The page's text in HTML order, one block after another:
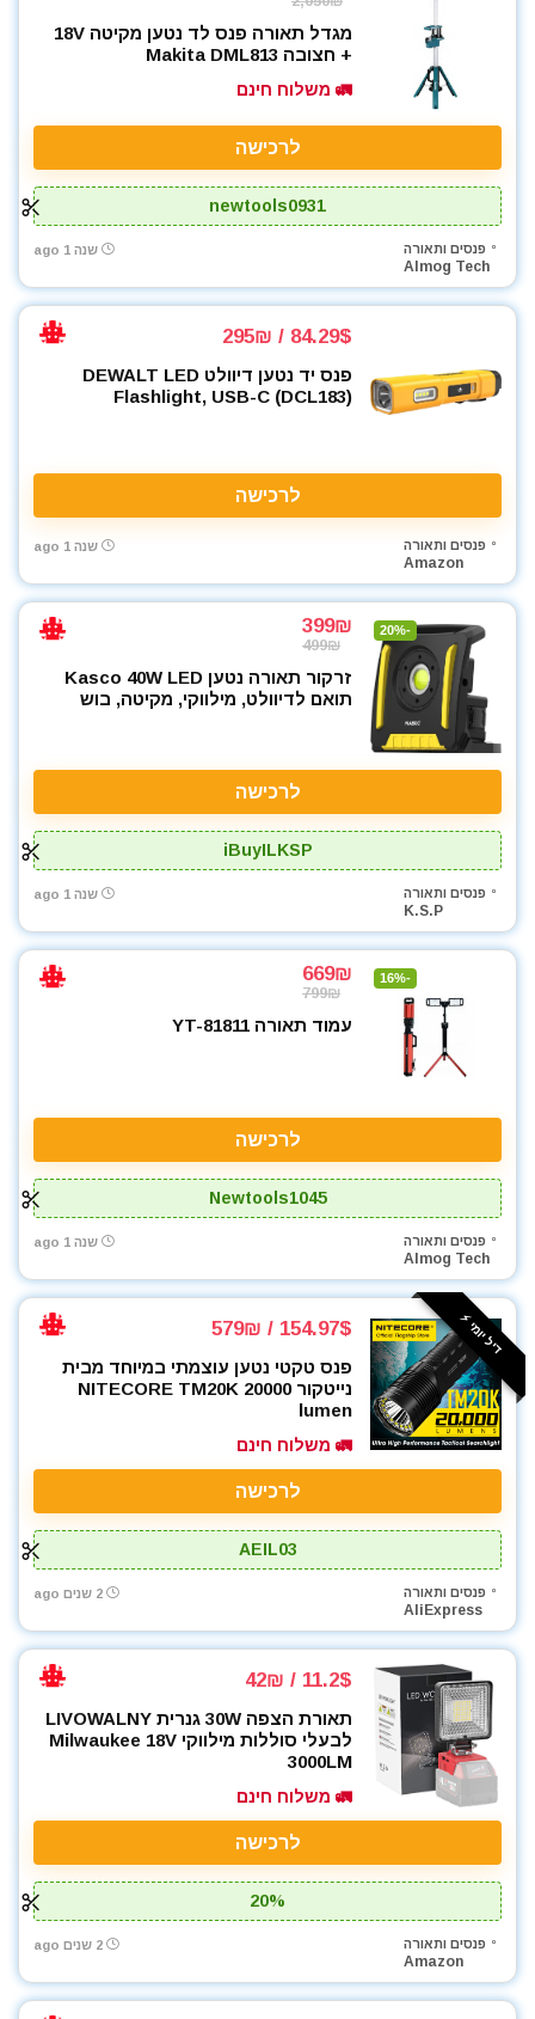
מגדל תאורה פנס לד נטען מקיטה 18V
+ חצובה Makita DML813
🚛 משלוח חינם
לרכישה
newtools0931
פנסים ותאורה
Almog Tech
שנה 1 ago
84.29$ / 295₪
פנס יד נטען דיוולט DEWALT LED
Flashlight, USB-C (DCL183)
לרכישה
פנסים ותאורה
Amazon
שנה 1 ago
-20%
399₪
499₪
זרקור תאורה נטען Kasco 40W LED
תואם לדיוולט, מילווקי, מקיטה, בוש
לרכישה
iBuyILKSP
פנסים ותאורה
K.S.P
שנה 1 ago
-16%
669₪
799₪
עמוד תאורה YT-81811
לרכישה
Newtools1045
פנסים ותאורה
Almog Tech
שנה 1 ago
דיל יומי ⚡️ 154.97$ / 579₪
פנס טקטי נטען עוצמתי במיוחד מבית
נייטקור NITECORE TM20K 20000
lumen
🚛 משלוח חינם
לרכישה
AEIL03
פנסים ותאורה
AliExpress
2 שנים ago
11.2$ / 42₪
תאורת הצפה 30W גנרית LIVOWALNY
לבעלי סוללות מילווקי Milwaukee 18V
3000LM
🚛 משלוח חינם
לרכישה
20%
פנסים ותאורה
Amazon
2 שנים ago